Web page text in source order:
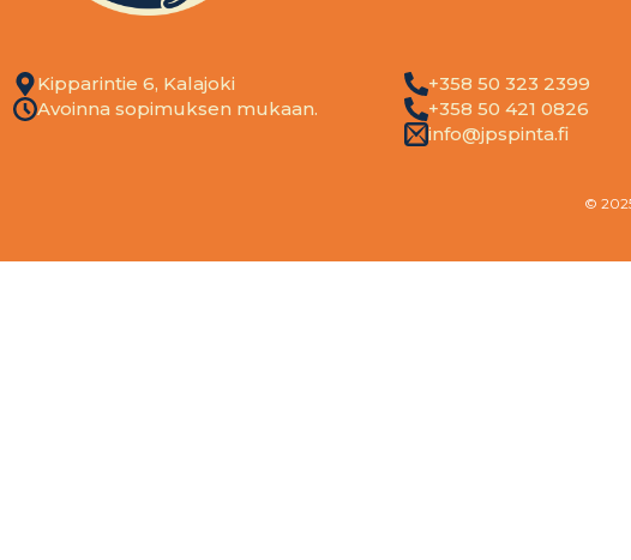
Kipparintie 6, Kalajoki
Avoinna sopimuksen mukaan.
+358 50 323 2399
+358 50 421 0826
info@jpspinta.fi
©